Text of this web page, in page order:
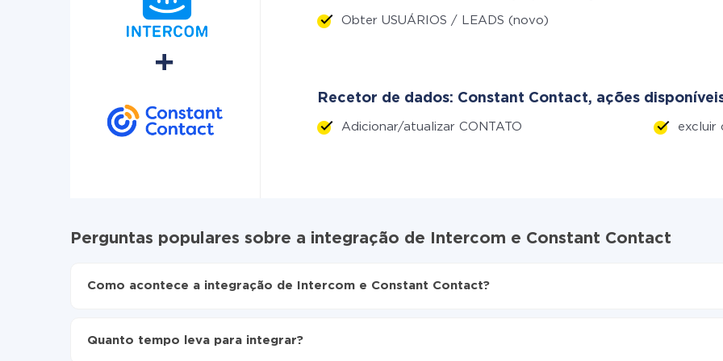
Obter USUÁRIOS / LEADS (novo)
Recetor de dados: Constant Contact, ações
Adicionar/atualizar CONTATO excluir
Perguntas populares sobre a integração de Intercom e Constant Contact
Como acontece a integração de Intercom e Constant Contact?
Ative a atualização automática
Quanto tempo leva para integrar?